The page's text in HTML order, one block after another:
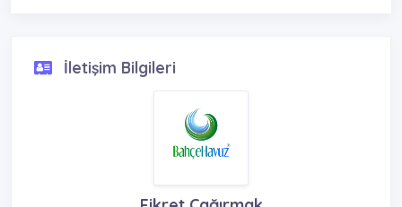
İletişim Bilgileri